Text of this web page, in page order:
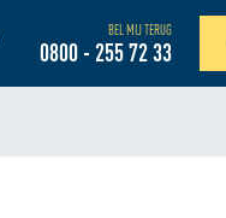
BEL MIJ TERUG
0800 - 255 72 33